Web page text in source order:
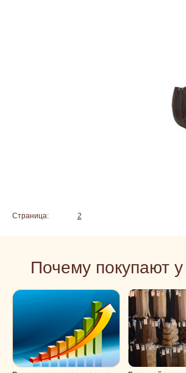
Страница: 2
Почему покупают